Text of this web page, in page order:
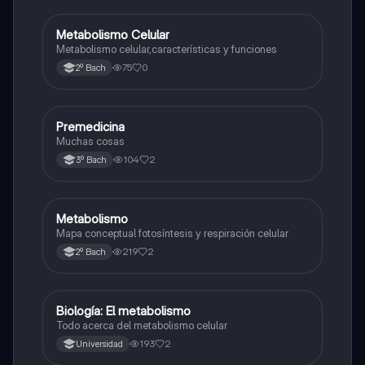
Biología
Metabolismo Celular
Metabolismo celular,características y funciones
2º Bach 75 0
Biología
Premedicina
Muchas cosas
3º Bach 104 2
Biología
Metabolismo
Mapa conceptual fotosíntesis y respiración celular
2º Bach 219 2
Biología
Biología: El metabolismo
Todo acerca del metabolismo celular
Universidad 193 2